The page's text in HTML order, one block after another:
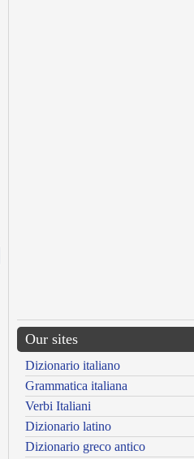
Our sites
Dizionario italiano
Grammatica italiana
Verbi Italiani
Dizionario latino
Dizionario greco antico